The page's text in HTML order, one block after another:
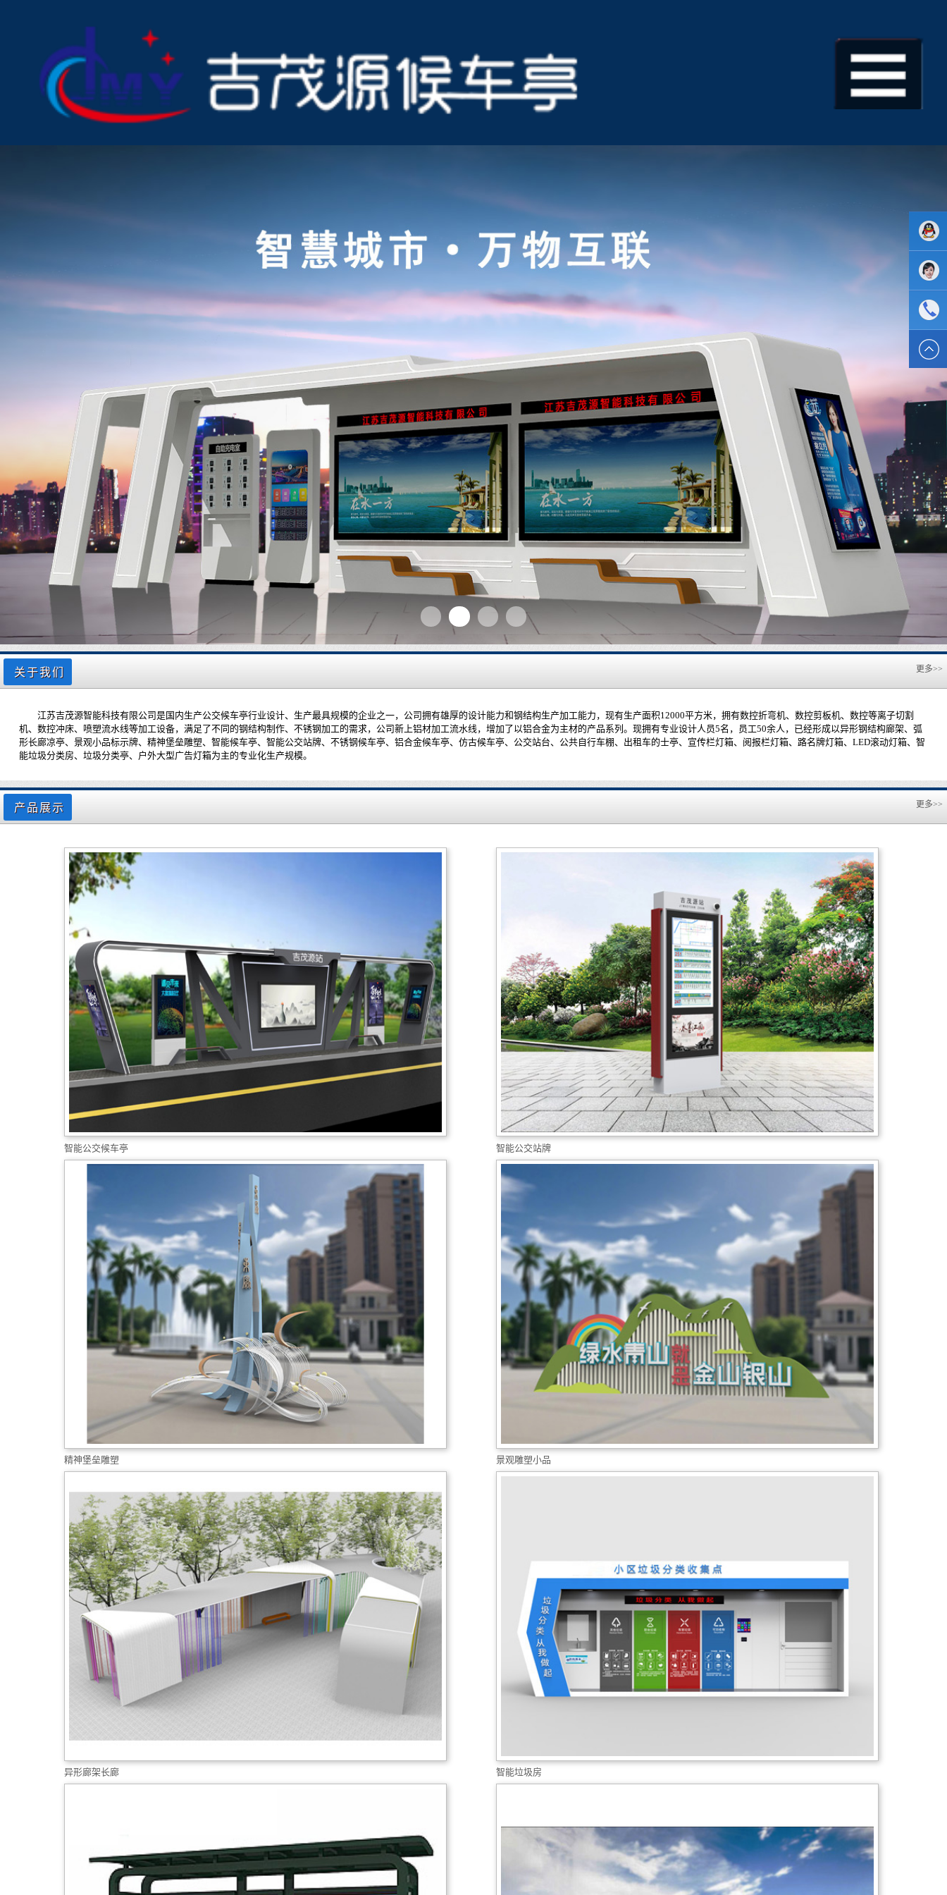
关于我们 更多>>
江苏吉茂源智能科技有限公司是国内生产公交候车亭行业设计、生产最具规模的企业之一，公司拥有雄厚的设计能力和钢结构生产加工能力，现有生产面积12000平方米，拥有数控折弯机、数控剪板机、数控等离子切割
机、数控冲床、喷塑流水线等加工设备，满足了不同的钢结构制作、不锈钢加工的需求，公司新上铝材加工流水线，增加了以铝合金为主材的产品系列。现拥有专业设计人员5名，员工50余人，已经形成以异形钢结构廊架、弧
形长廊凉亭、景观小品标示牌、精神堡垒雕塑、智能候车亭、智能公交站牌、不锈钢候车亭、铝合金候车亭、仿古候车亭、公交站台、公共自行车棚、出租车的士亭、宣传栏灯箱、阅报栏灯箱、路名牌灯箱、LED滚动灯箱、智
能垃圾分类房、垃圾分类亭、户外大型广告灯箱为主的专业化生产规模。
产品展示 更多>>
智能公交候车亭 智能公交站牌
精神堡垒雕塑 景观雕塑小品
异形廊架长廊 智能垃圾房
业务Q :
售后Q :
电话 :